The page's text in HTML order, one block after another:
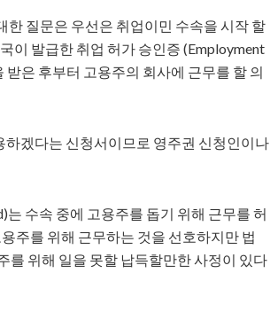
질문은 우선은 취업이민 수속을 시작 할
이 발급한 취업 허가 승인증 (Employment
은 후부터 고용주의 회사에 근무를 할 의
겠다는 신청서이므로 영주권 신청인이나
수속 중에 고용주를 돕기 위해 근무를 허
주를 위해 근무하는 것을 선호하지만 법
를 위해 일을 못할 납득할만한 사정이 있다